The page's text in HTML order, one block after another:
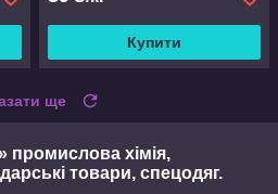
Купити
ще
хімія,
товари, спецодяг.